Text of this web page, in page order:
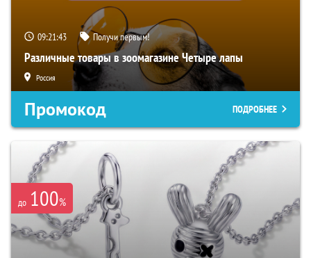
09:21:42 Получи первым!
Различные товары в зоомагазине Четыре лапы
Россия
Промокод ПОДРОБНЕЕ
до 100%